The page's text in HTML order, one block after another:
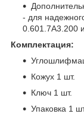
- для
0.601.7A3.200
Комплектация:
Кожух 1 шт.
Ключ 1 шт.
Упаковка 1